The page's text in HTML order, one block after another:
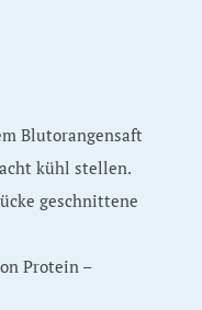
Blutorangensaft
kühl stellen.
geschnittene
Protein –